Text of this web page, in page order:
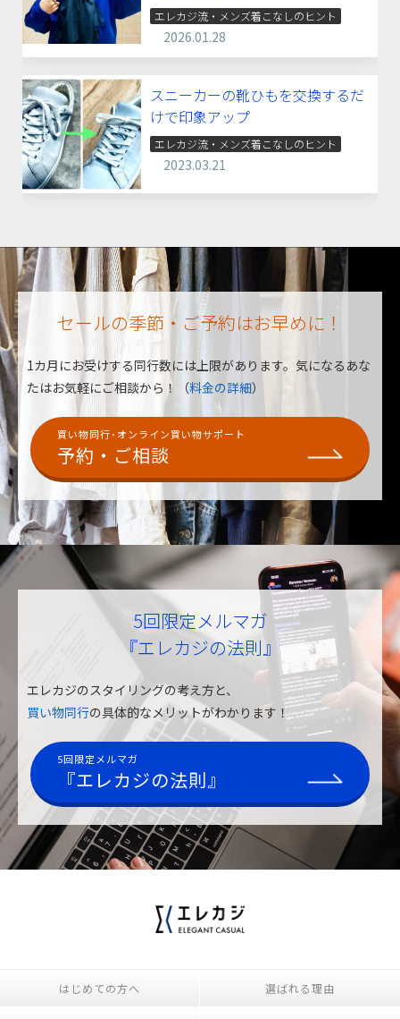
エレカジ流・メンズ着こなしのヒント
2026.01.28
スニーカーの靴ひもを交換するだ
けで印象アップ
エレカジ流・メンズ着こなしのヒント
2023.03.21
セールの季節・ご予約はお早めに！
1カ月にお受けする同行数には上限があります。 気になるあな
たはお気軽にご相談から！（料金の詳細）
買い物同行･オンライン買い物サポート
予約・ご相談
5回限定メルマガ
『エレカジの法則』
エレカジのスタイリングの考え方と、
買い物同行の具体的なメリットがわかります！
5回限定メルマガ
『エレカジの法則』
はじめての方へ 選ばれる理由